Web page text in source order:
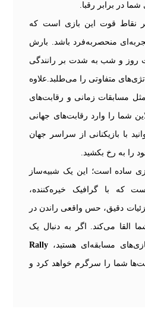
شما در برابر رقبا.
نقاط قوت این بازی است که
منحصربه‌فرد باشد. بارش
روز و شب به شدت بر رانندگی
متفاوتی را می‌طلبد.علاوه
مسابقات زمانی و رقابت‌های
شما را وارد رقابت‌های جهانی
با بازیکنانی از سراسر جهان
را به رخ بکشید.
ساده است؛ این یک شبیه‌ساز
که با گرافیک خیره‌کننده،
دقیق، حس واقعی راندن در
القا می‌کند. اگر به دنبال یک
مسابقه‌ای هستید، Rally
شما را سرگرم خواهد کرد و